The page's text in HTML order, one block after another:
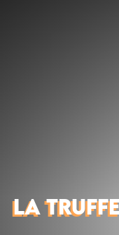
LA TRUFFE